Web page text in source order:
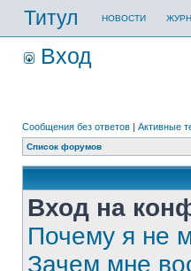
Титул НОВОСТИ
Вход
Сообщения без ответов | Активные
Список форумов
Вход на
Почему я не
Зачем мне